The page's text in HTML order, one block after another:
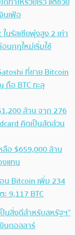
นเฟ้อ
นรัสเซียพุ่งสูง 2 เท่า
นกฎใหม่เริ่มใช้
ที่ขาย Bitcoin
ถือ BTC ทะลุ
ล้าน จาก 276
คิดเป็นสัดส่วน
อ $659,000 ล้าน
งแทน
น Bitcoin เพิ่ม 234
9,117 BTC
นสิ่งดีสำหรับสหรัฐฯ”
นดอลลาร์